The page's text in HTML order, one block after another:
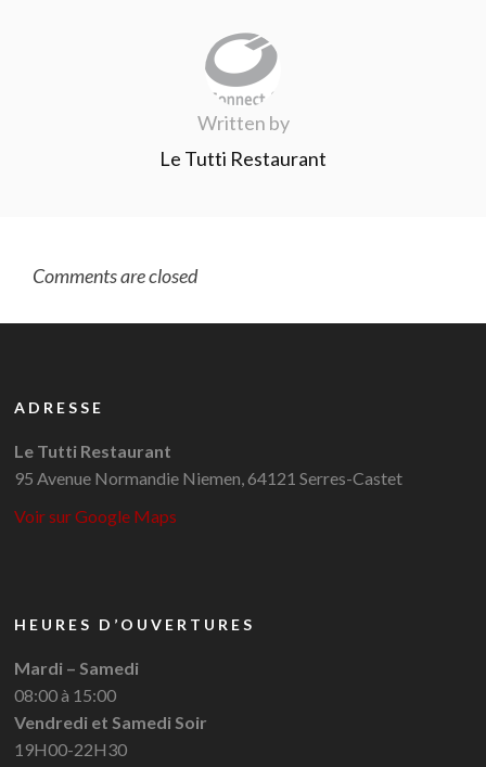
Written by
Le Tutti Restaurant
Comments are closed
ADRESSE
Le Tutti Restaurant
95 Avenue Normandie Niemen, 64121 Serres-Castet
Voir sur Google Maps
HEURES D’OUVERTURES
Mardi – Samedi
08:00 à 15:00
Vendredi et Samedi Soir
19H00-22H30